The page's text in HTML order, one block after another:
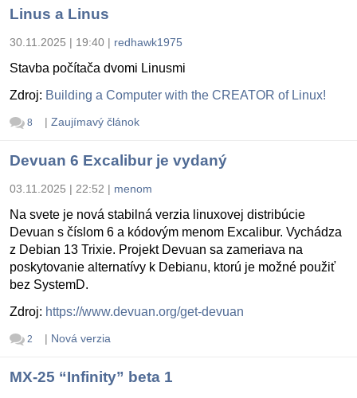
Linus a Linus
30.11.2025 | 19:40 | redhawk1975
Stavba počítača dvomi Linusmi
Zdroj: Building a Computer with the CREATOR of Linux!
8 | Zaujímavý článok
Devuan 6 Excalibur je vydaný
03.11.2025 | 22:52 | menom
Na svete je nová stabilná verzia linuxovej distribúcie
Devuan s číslom 6 a kódovým menom Excalibur. Vychádza
z Debian 13 Trixie. Projekt Devuan sa zameriava na
poskytovanie alternatívy k Debianu, ktorú je možné použiť
bez SystemD.
Zdroj: https://www.devuan.org/get-devuan
2 | Nová verzia
MX-25 “Infinity” beta 1